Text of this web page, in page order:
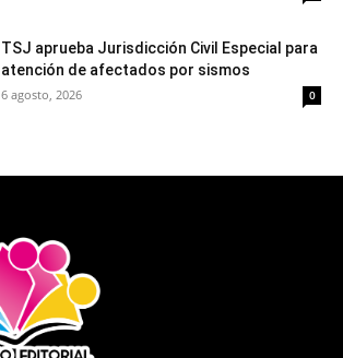
TSJ aprueba Jurisdicción Civil Especial para
atención de afectados por sismos
6 agosto, 2026 0